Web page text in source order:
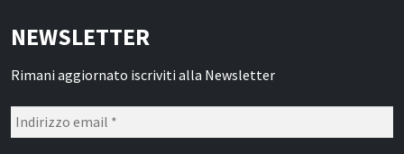
NEWSLETTER
Rimani aggiornato iscriviti alla Newsletter